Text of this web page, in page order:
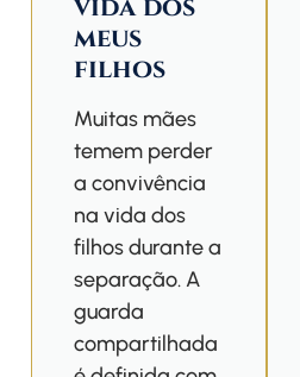
vida dos
meus
filhos
Muitas mães
temem perder
a convivência
na vida dos
filhos durante a
separação. A
guarda
compartilhada